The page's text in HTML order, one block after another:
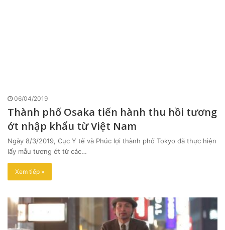
06/04/2019
Thành phố Osaka tiến hành thu hồi tương
ớt nhập khẩu từ Việt Nam
Ngày 8/3/2019, Cục Y tế và Phúc lợi thành phố Tokyo đã thực hiện
lấy mẫu tương ớt từ các…
Xem tiếp »